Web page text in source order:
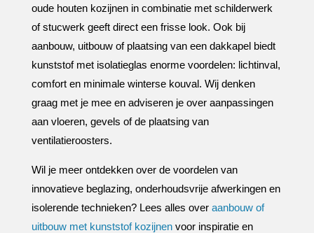
oude houten kozijnen in combinatie met schilderwerk
of stucwerk geeft direct een frisse look.​ Ook bij
aanbouw, uitbouw of plaatsing van een dakkapel biedt
kunststof met isolatieglas enorme voordelen: lichtinval,
comfort en minimale winterse kouval.​ Wij denken
graag met je mee en adviseren je over aanpassingen
aan vloeren, gevels of de plaatsing van
ventilatieroosters.​
Wil je meer ontdekken over de voordelen van
innovatieve beglazing, onderhoudsvrije afwerkingen en
isolerende technieken? Lees alles over aanbouw of
uitbouw met kunststof kozijnenvoor inspiratie en